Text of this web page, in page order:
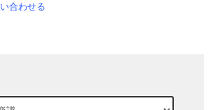
合わせる